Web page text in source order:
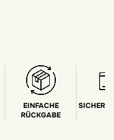
EINFACHE
RÜCKGABE
SICHERE